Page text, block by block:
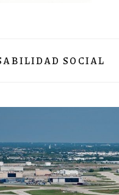
SOCIAL